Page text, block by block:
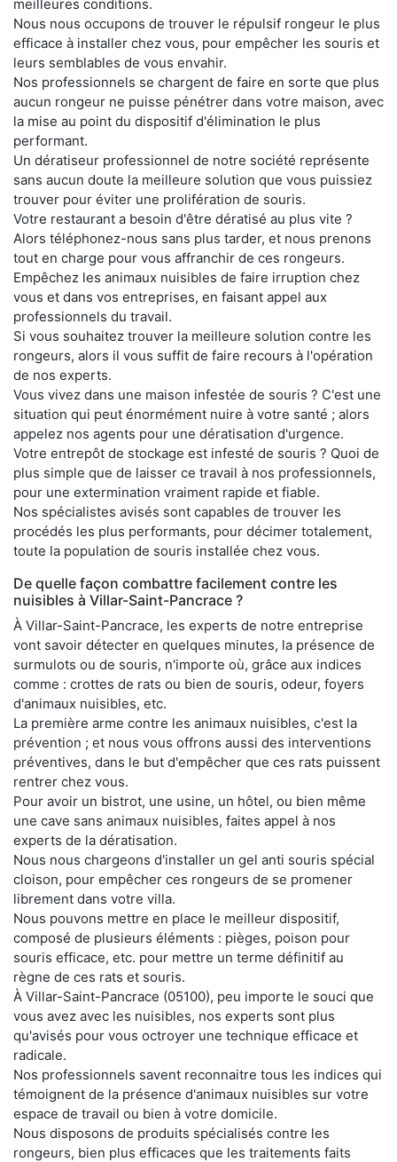
meilleures conditions.
Nous nous occupons de trouver le répulsif rongeur le plus
efficace à installer chez vous, pour empêcher les souris et
leurs semblables de vous envahir.
Nos professionnels se chargent de faire en sorte que plus
aucun rongeur ne puisse pénétrer dans votre maison, avec
la mise au point du dispositif d'élimination le plus
performant.
Un dératiseur professionnel de notre société représente
sans aucun doute la meilleure solution que vous puissiez
trouver pour éviter une prolifération de souris.
Votre restaurant a besoin d'être dératisé au plus vite ?
Alors téléphonez-nous sans plus tarder, et nous prenons
tout en charge pour vous affranchir de ces rongeurs.
Empêchez les animaux nuisibles de faire irruption chez
vous et dans vos entreprises, en faisant appel aux
professionnels du travail.
Si vous souhaitez trouver la meilleure solution contre les
rongeurs, alors il vous suffit de faire recours à l'opération
de nos experts.
Vous vivez dans une maison infestée de souris ? C'est une
situation qui peut énormément nuire à votre santé ; alors
appelez nos agents pour une dératisation d'urgence.
Votre entrepôt de stockage est infesté de souris ? Quoi de
plus simple que de laisser ce travail à nos professionnels,
pour une extermination vraiment rapide et fiable.
Nos spécialistes avisés sont capables de trouver les
procédés les plus performants, pour décimer totalement,
toute la population de souris installée chez vous.
De quelle façon combattre facilement contre les
nuisibles à Villar-Saint-Pancrace ?
À Villar-Saint-Pancrace, les experts de notre entreprise
vont savoir détecter en quelques minutes, la présence de
surmulots ou de souris, n'importe où, grâce aux indices
comme : crottes de rats ou bien de souris, odeur, foyers
d'animaux nuisibles, etc.
La première arme contre les animaux nuisibles, c'est la
prévention ; et nous vous offrons aussi des interventions
préventives, dans le but d'empêcher que ces rats puissent
rentrer chez vous.
Pour avoir un bistrot, une usine, un hôtel, ou bien même
une cave sans animaux nuisibles, faites appel à nos
experts de la dératisation.
Nous nous chargeons d'installer un gel anti souris spécial
cloison, pour empêcher ces rongeurs de se promener
librement dans votre villa.
Nous pouvons mettre en place le meilleur dispositif,
composé de plusieurs éléments : pièges, poison pour
souris efficace, etc. pour mettre un terme définitif au
règne de ces rats et souris.
À Villar-Saint-Pancrace (05100), peu importe le souci que
vous avez avec les nuisibles, nos experts sont plus
qu'avisés pour vous octroyer une technique efficace et
radicale.
Nos professionnels savent reconnaitre tous les indices qui
témoignent de la présence d'animaux nuisibles sur votre
espace de travail ou bien à votre domicile.
Nous disposons de produits spécialisés contre les
rongeurs, bien plus efficaces que les traitements faits